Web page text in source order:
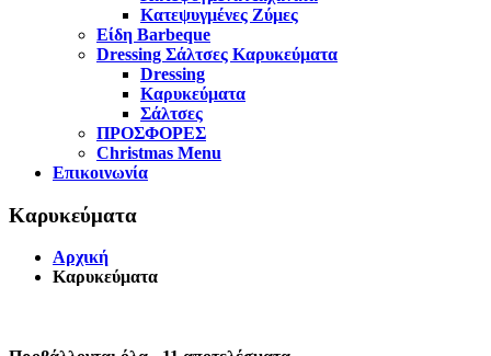
Κατεψυγμένες Ζύμες
Είδη Barbeque
Dressing Σάλτσες Καρυκεύματα
Dressing
Καρυκεύματα
Σάλτσες
ΠΡΟΣΦΟΡΕΣ
Christmas Menu
Επικοινωνία
Καρυκεύματα
Αρχική
Καρυκεύματα